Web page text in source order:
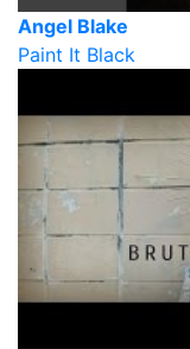
Angel Blake
Paint It Black